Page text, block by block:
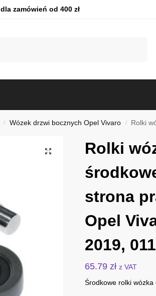
dla zamówień od 400 zł
/ Wózek drzwi bocznych Opel Vivaro / Rolki wózka
Rolki
strona
Opel
2019,
65.79 zł z VAT
Środkowe rolki